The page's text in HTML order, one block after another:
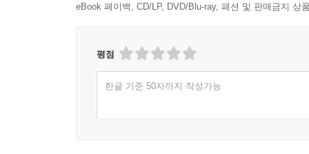
eBook 페이백, CD/LP, DVD/Blu-ray, 패션 및 판매금지 상
평점
한글 기준 50자까지 작성가능